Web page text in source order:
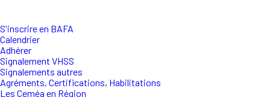
S'inscrire en BAFA
Calendrier
Adhérer
Signalement VHSS
Signalements autres
Agréments, Certifications, Habilitations
Les Ceméa en Région